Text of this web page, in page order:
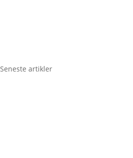
Seneste artikler